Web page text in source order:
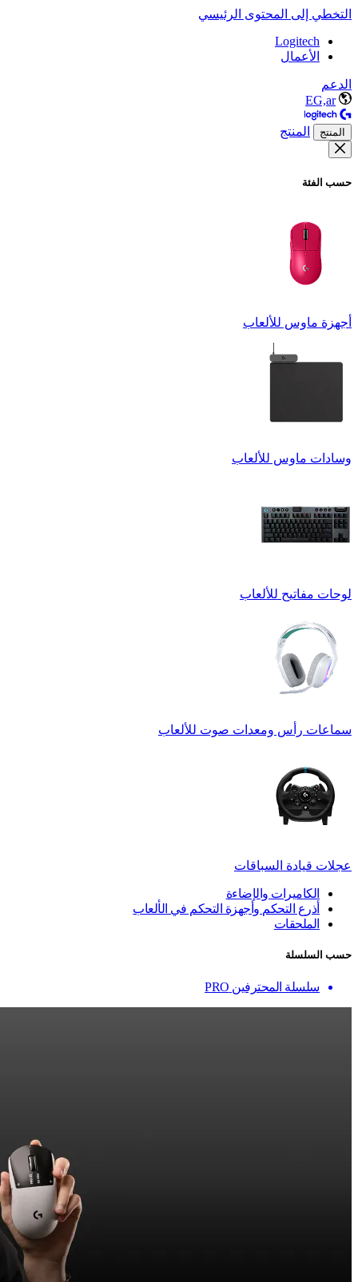
التخطي إلى المحتوى الرئيسي
Logitech
الأعمال
الدعم
EG,ar
المنتج المنتج
حسب الفئة
أجهزة ماوس للألعاب
وسادات ماوس للألعاب
لوحات مفاتيح للألعاب
سماعات رأس ومعدات صوت للألعاب
عجلات قيادة السباقات
الكاميرات والإضاءة
أذرع التحكم وأجهزة التحكم في الألعاب
الملحقات
حسب السلسلة
سلسلة المحترفين PRO